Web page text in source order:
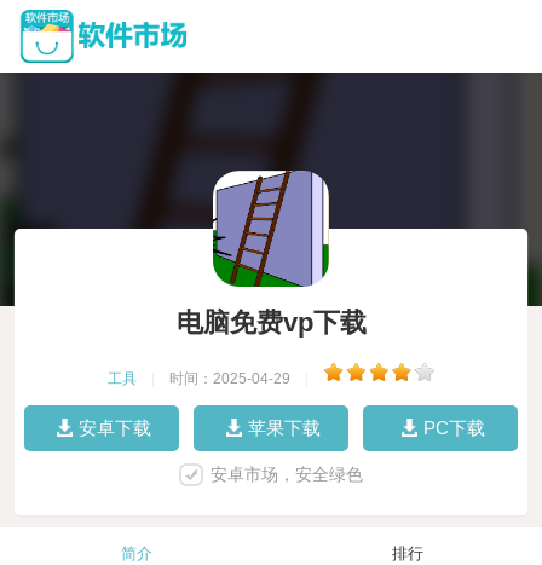
电脑免费vp下载
工具 时间：2025-04-29
安卓下载 苹果下载 PC下载
安卓市场，安全绿色
简介 排行